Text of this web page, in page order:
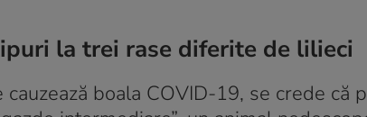
la trei rase diferite de lilieci
boala COVID-19, se crede că